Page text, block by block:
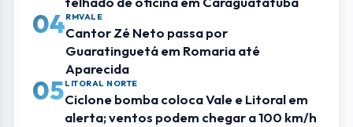
04RMVALE
Cantor Zé Neto passa por
Guaratinguetá em Romaria até
Aparecida
05LITORAL NORTE
Ciclone bomba coloca Vale e Litoral em
alerta; ventos podem chegar a 100 km/h